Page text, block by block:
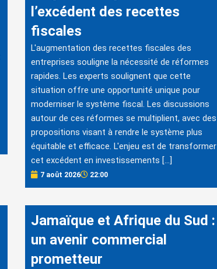
l’excédent des recettes
fiscales
L'augmentation des recettes fiscales des
entreprises souligne la nécessité de réformes
rapides. Les experts soulignent que cette
situation offre une opportunité unique pour
moderniser le système fiscal. Les discussions
autour de ces réformes se multiplient, avec des
propositions visant à rendre le système plus
équitable et efficace. L'enjeu est de transformer
cet excédent en investissements […]
7 août 2026 22:00
Jamaïque et Afrique du Sud :
un avenir commercial
prometteur